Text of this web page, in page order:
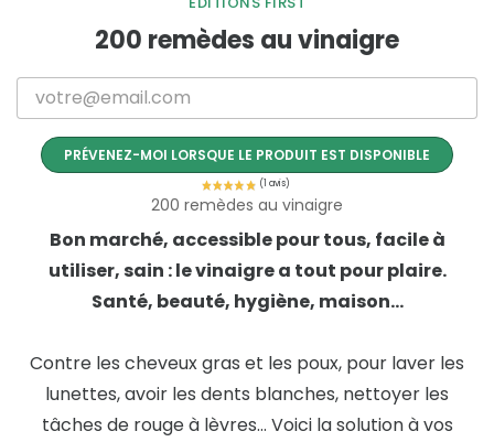
200 remèdes au vinaigre
PRÉVENEZ-MOI LORSQUE LE PRODUIT EST DISPONIBLE
200 remèdes au vinaigre
Bon marché, accessible pour tous, facile à
utiliser, sain : le vinaigre a tout pour plaire.
Santé, beauté, hygiène, maison...
Contre les cheveux gras et les poux, pour laver les
lunettes, avoir les dents blanches, nettoyer les
tâches de rouge à lèvres... Voici la solution à vos